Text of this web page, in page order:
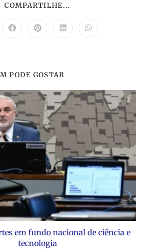
COMPARTILHE...
PODE GOSTAR
em fundo nacional de ciência e
tecnologia